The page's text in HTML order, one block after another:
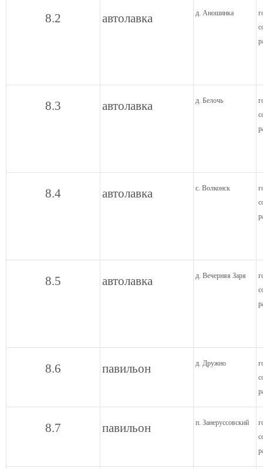
8.2 автолавка д. Аношинка
8.3 автолавка д. Белочь
8.4 автолавка с. Волконск
8.5 автолавка д. Вечерняя Заря
8.6 павильон д. Дружно
8.7 павильон п. Занеруссовский